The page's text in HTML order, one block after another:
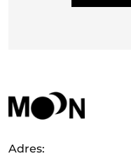
Adres: